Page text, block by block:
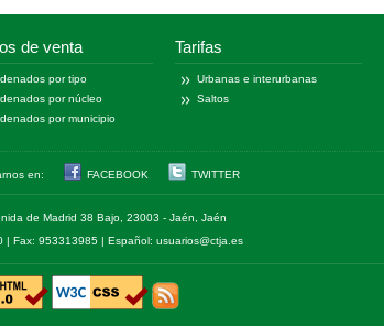
de venta
por tipo
por núcleo
por municipio
Tarifas
Urbanas e interurbanas
Saltos
en: FACEBOOK TWITTER
de Madrid 38 Bajo, 23003 - Jaén, Jaén
| Fax: 953313985 | Español: usuarios@ctja.es